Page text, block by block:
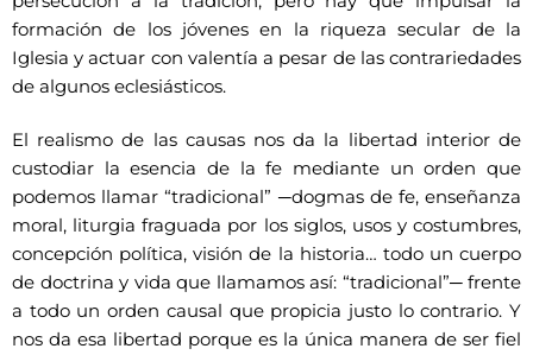
formación de los jóvenes en la riqueza secular de la
Iglesia y actuar con valentía a pesar de las contrariedades
de algunos eclesiásticos.
El realismo de las causas nos da la libertad interior de
custodiar la esencia de la fe mediante un orden que
podemos llamar “tradicional” ─dogmas de fe, enseñanza
moral, liturgia fraguada por los siglos, usos y costumbres,
concepción política, visión de la historia… todo un cuerpo
de doctrina y vida que llamamos así: “tradicional”─ frente
a todo un orden causal que propicia justo lo contrario. Y
nos da esa libertad porque es la única manera de ser fiel